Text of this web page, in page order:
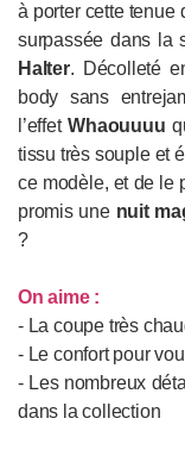
à porter cette tenue
surpassée dans la
Halter. Décolleté
body sans
l’effetWhaouuuu
tissu très souple et
ce modèle, et de le
promis une nuit
?
On aime :
- La coupe très
- Le confort pour
- Les nombreux
dans la collection